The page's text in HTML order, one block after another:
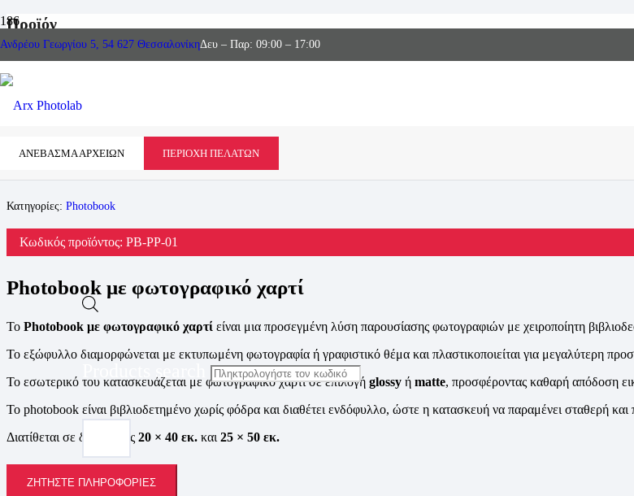
Ανδρέου Γεωργίου 5, 54 627 ΘεσσαλονίκηΔευ – Παρ: 09:00 – 17:00
ΑΝΕΒΑΣΜΑ ΑΡΧΕΙΩΝ ΠΕΡΙΟΧΗ ΠΕΛΑΤΩΝ
Προϊόν
Κατηγορίες: Photobook
Κωδικός προϊόντος: PB-PP-01
Photobook με φωτογραφικό χαρτί
Το Photobook με φωτογραφικό χαρτί είναι μια προσεγμένη λύση παρουσίασης φωτογραφιών με χειροποίητη
Το εξώφυλλο διαμορφώνεται με εκτυπωμένη φωτογραφία ή γραφιστικό θέμα και πλαστικοποιείται για μεγαλύτερη
Το εσωτερικό του κατασκευάζεται με φωτογραφικό χαρτί σε επιλογή glossy ή matte, προσφέροντας καθαρή απόδοση
Το photobook είναι βιβλιοδετημένο χωρίς φόδρα και διαθέτει ενδόφυλλο, ώστε η κατασκευή να παραμένει σταθερή
Διατίθεται σε διαστάσεις 20 × 40 εκ. και 25 × 50 εκ.
ΖΗΤΉΣΤΕ ΠΛΗΡΟΦΟΡΊΕΣ